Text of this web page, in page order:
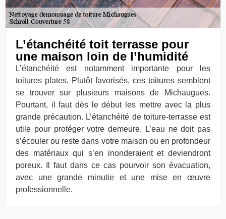
L’étanchéité toit terrasse pour
une maison loin de l’humidité
L’étanchéité est notamment importante pour les
toitures plates. Plutôt favorisés, ces toitures semblent
se trouver sur plusieurs maisons de Michaugues.
Pourtant, il faut dès le début les mettre avec la plus
grande précaution. L’étanchéité de toiture-terrasse est
utile pour protéger votre demeure. L’eau ne doit pas
s’écouler ou reste dans votre maison ou en profondeur
des matériaux qui s’en inonderaient et deviendront
poreux. Il faut dans ce cas pourvoir son évacuation,
avec une grande minutie et une mise en œuvre
professionnelle.